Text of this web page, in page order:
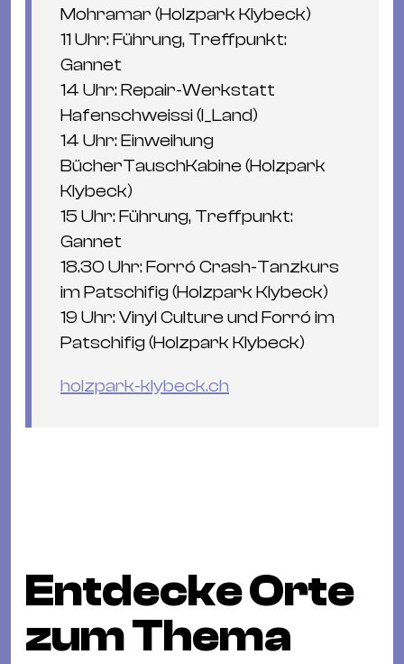
Mohramar (Holzpark Klybeck)
11 Uhr: Führung, Treﬀpunkt:
Gannet
14 Uhr: Repair-Werkstatt
Hafenschweissi (I_Land)
14 Uhr: Einweihung
BücherTauschKabine (Holzpark
Klybeck)
15 Uhr: Führung, Treﬀpunkt:
Gannet
18.30 Uhr: Forró Crash-Tanzkurs
im Patschifig (Holzpark Klybeck)
19 Uhr: Vinyl Culture und Forró im
Patschifig (Holzpark Klybeck)
holzpark-klybeck.ch
Entdecke Orte
zum Thema